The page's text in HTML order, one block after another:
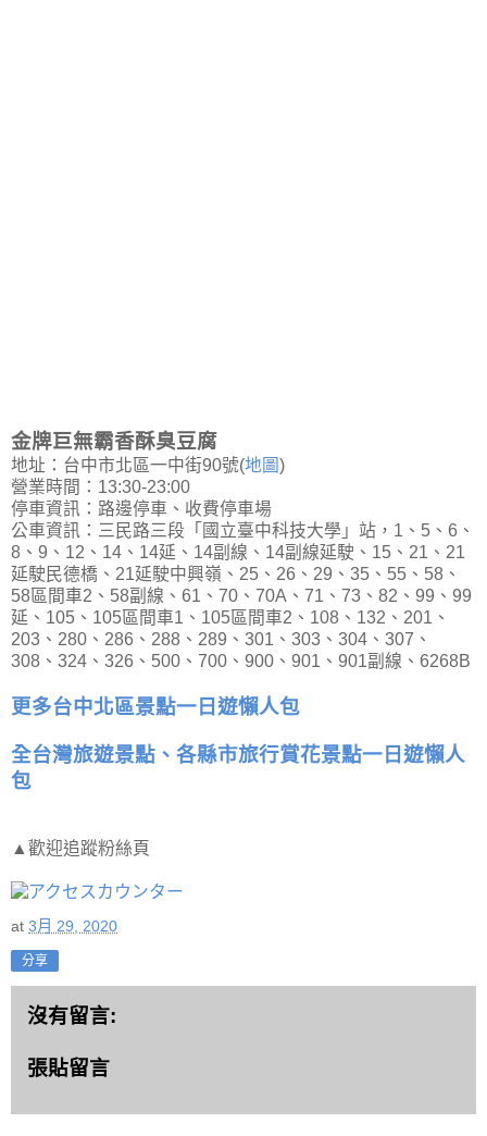
金牌巨無霸香酥臭豆腐
地址：台中市北區一中街90號(地圖)
營業時間：13:30-23:00
停車資訊：路邊停車、收費停車場
公車資訊：三民路三段「國立臺中科技大學」站，1、5、6、
8、9、12、14、14延、14副線、14副線延駛、15、21、21
延駛民德橋、21延駛中興嶺、25、26、29、35、55、58、
58區間車2、58副線、61、70、70A、71、73、82、99、99
延、105、105區間車1、105區間車2、108、132、201、
203、280、286、288、289、301、303、304、307、
308、324、326、500、700、900、901、901副線、6268B
更多台中北區景點一日遊懶人包
全台灣旅遊景點、各縣市旅行賞花景點一日遊懶人
包
▲歡迎追蹤粉絲頁
at 3月 29, 2020
分享
沒有留言:
張貼留言